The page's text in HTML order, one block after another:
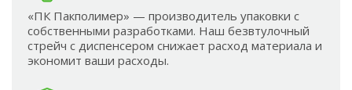
«ПК Пакполимер» — производитель упаковки с
собственными разработками. Наш безвтулочный
стрейч с диспенсером снижает расход материала и
экономит ваши расходы.